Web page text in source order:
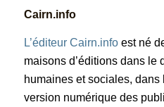
Cairn.info
L’éditeur Cairn.infoest né
maisons d’éditions dans le
humaines et sociales,
version numérique des